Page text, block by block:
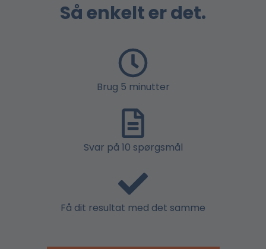
Så enkelt er det.
Brug 5 minutter
Svar på 10 spørgsmål
Få dit resultat med det samme